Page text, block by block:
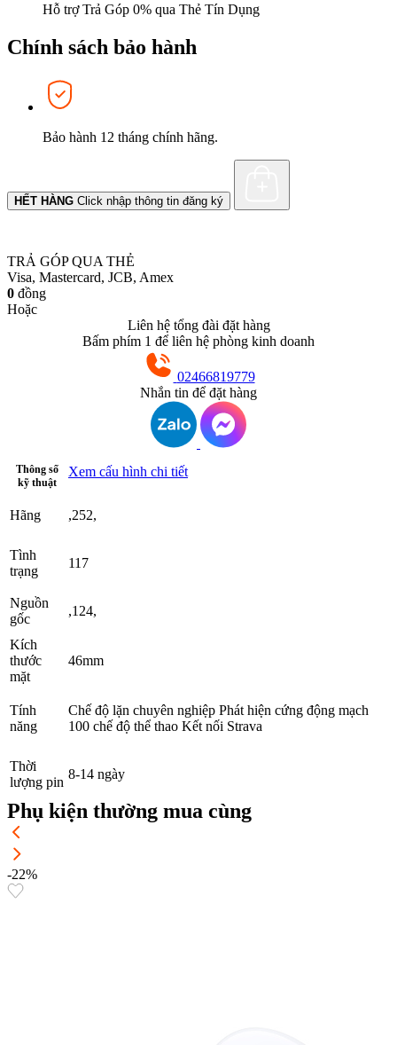
Hỗ trợ Trả Góp 0% qua Thẻ Tín Dụng
Chính sách bảo hành
Bảo hành 12 tháng chính hãng.
HẾT HÀNG Click nhập thông tin đăng ký
TRẢ GÓP QUA THẺ
Visa, Mastercard, JCB, Amex
0 đồng
Hoặc
Liên hệ tổng đài đặt hàng
Bấm phím 1 để liên hệ phòng kinh doanh
02466819779
Nhắn tin để đặt hàng
Thông số
kỹ thuật
Xem cấu hình chi tiết
Hãng ,252,
Tình
trạng
117
Nguồn
gốc
,124,
Kích
thước
mặt
46mm
Tính
năng
Chế độ lặn chuyên nghiệp Phát hiện cứng động mạch
100 chế độ thể thao Kết nối Strava
Thời
lượng pin
8-14 ngày
Phụ kiện thường mua cùng
-22%